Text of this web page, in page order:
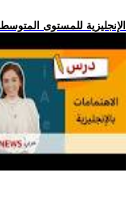
.. الإنجليزية للمستوى